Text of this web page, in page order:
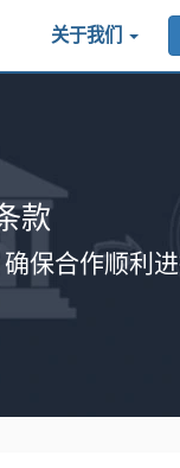
关于我们
款
保合作顺利